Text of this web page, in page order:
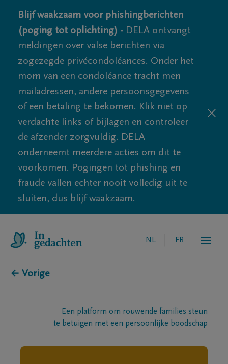
Blijf waakzaam voor phishingberichten
(poging tot oplichting) - DELA ontvangt
meldingen over valse berichten via
zogezegde privécondoléances. Onder het
mom van een condoléance tracht men
mailadressen, andere persoonsgegevens
of een betaling te bekomen. Klik niet op
verdachte links of bijlagen en controleer
de afzender zorgvuldig. DELA
onderneemt meerdere acties om dit te
voorkomen. Pogingen tot phishing en
fraude vallen echter nooit volledig uit te
sluiten, dus blijf waakzaam.
NL FR
← Vorige
Een platform om rouwende families steun
te betuigen met een persoonlijke boodschap